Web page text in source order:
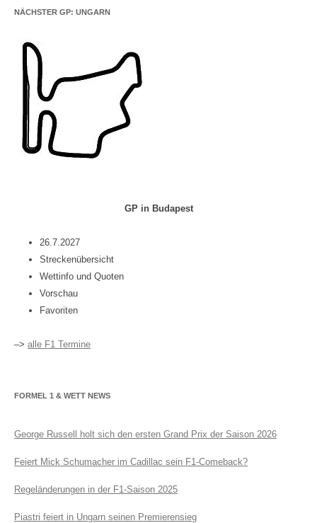
NÄCHSTER GP: UNGARN
GP in Budapest
26.7.2027
Streckenübersicht
Wettinfo und Quoten
Vorschau
Favoriten
–> alle F1 Termine
FORMEL 1 & WETT NEWS
George Russell holt sich den ersten Grand Prix der Saison 2026
Feiert Mick Schumacher im Cadillac sein F1-Comeback?
Regeländerungen in der F1-Saison 2025
Piastri feiert in Ungarn seinen Premierensieg